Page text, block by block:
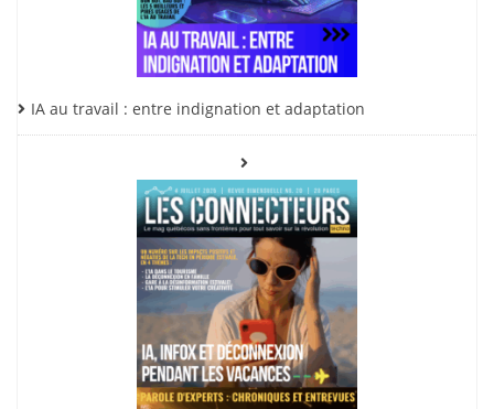
IA au travail : entre indignation et adaptation